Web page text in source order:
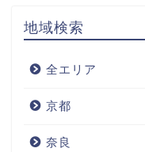
地域検索
全エリア
京都
奈良